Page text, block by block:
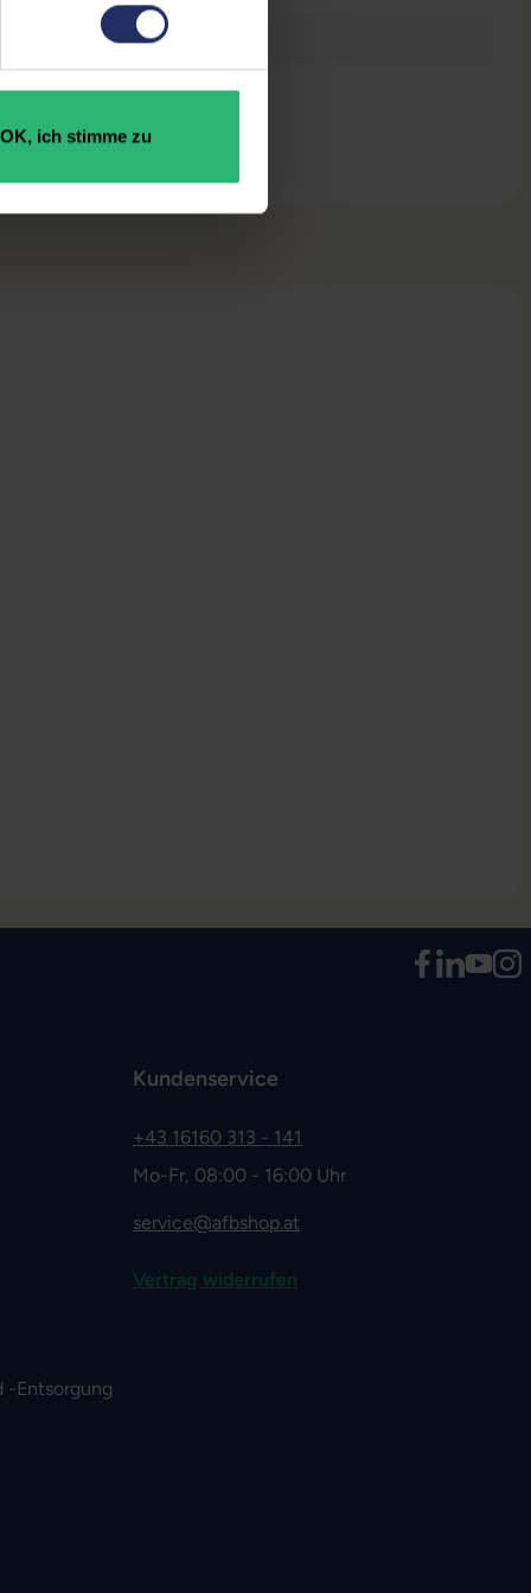
OK, ich stimme zu
x 350 mm
-Entsorgung
Kundenservice
+43 16160 313 - 141
Mo-Fr, 08:00 - 16:00 Uhr
service@afbshop.at
Vertrag widerrufen